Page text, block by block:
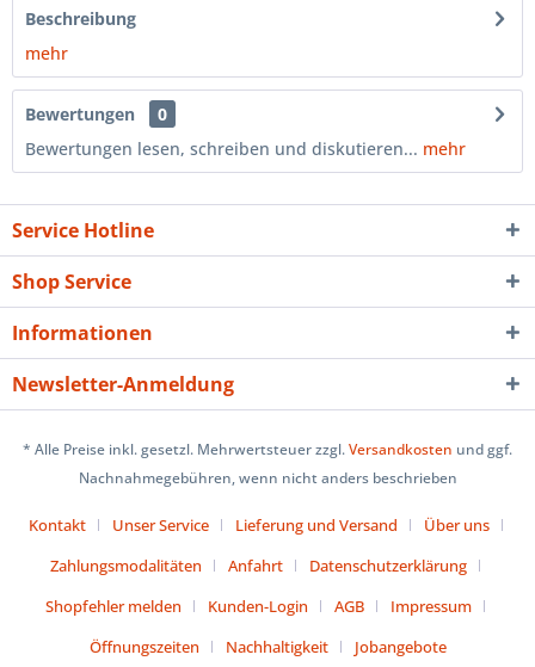
Beschreibung
mehr
Bewertungen
0
Bewertungen lesen, schreiben und diskutieren... mehr
Service Hotline
Shop Service
Informationen
Newsletter-Anmeldung
* Alle Preise inkl. gesetzl. Mehrwertsteuer zzgl.Versandkosten und ggf.
Nachnahmegebühren, wenn nicht anders beschrieben
Kontakt Unser Service Lieferung und Versand
Über uns
Zahlungsmodalitäten
Anfahrt
Datenschutzerklärung
Shopfehler melden
Kunden-Login AGB
Impressum
Öffnungszeiten
Nachhaltigkeit Jobangebote